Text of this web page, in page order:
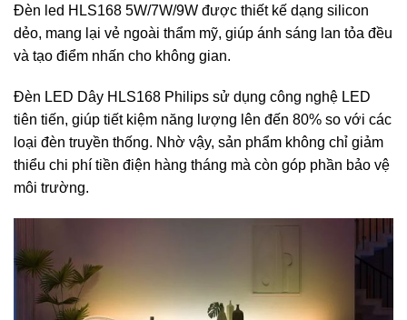
Đèn led HLS168 5W/7W/9W được thiết kế dạng silicon
dẻo, mang lại vẻ ngoài thẩm mỹ, giúp ánh sáng lan tỏa đều
và tạo điểm nhấn cho không gian.
Đèn LED Dây HLS168 Philips sử dụng công nghệ LED
tiên tiến, giúp tiết kiệm năng lượng lên đến 80% so với các
loại đèn truyền thống. Nhờ vậy, sản phẩm không chỉ giảm
thiểu chi phí tiền điện hàng tháng mà còn góp phần bảo vệ
môi trường.